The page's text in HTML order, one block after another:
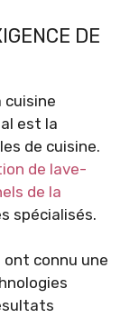
DE
cuisine
est la
de cuisine.
de lave-
de la
spécialisés.
connu une